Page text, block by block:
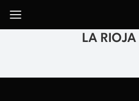
LA RIOJA